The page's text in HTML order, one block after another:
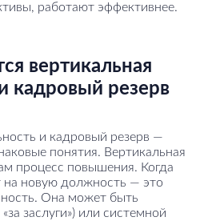
работают эффективнее.
вертикальная
кадровый резерв
и кадровый резерв —
понятия. Вертикальная
процесс повышения. Когда
на новую должность — это
Она может быть
заслуги») или системной